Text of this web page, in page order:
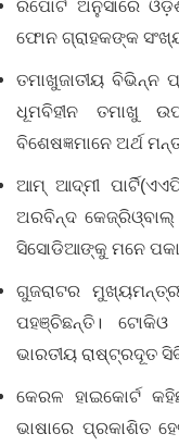
ରିପୋର୍ଟ ଅନୁସାରେ
ଫୋନ ଗ୍ରାହକଙ୍କ
ତମାଖୁଜାତୀୟ ବିଭିନ୍ନ
ଧୂମବିହୀନ ତମାଖୁ
ବିଶେଷଜ୍ଞମାନେ ଅର୍ଥ
ଆମ୍‌ ଆଦ୍‌ମୀ
ଅରବିନ୍ଦ କେଜ୍‌ରିଓ୍ବାଲ୍‌
ସିସୋଡିଆଙ୍କୁ ମନେ
ଗୁଜରାଟର
ପହଞ୍ଚିଛନ୍ତି। ଟୋକିଓ
ଭାରତୀୟ ରାଷ୍ଟ୍ରଦୂତ
କେରଳ ହାଇକୋର୍ଟ
ଭାଷାରେ ପ୍ରକାଶିତ